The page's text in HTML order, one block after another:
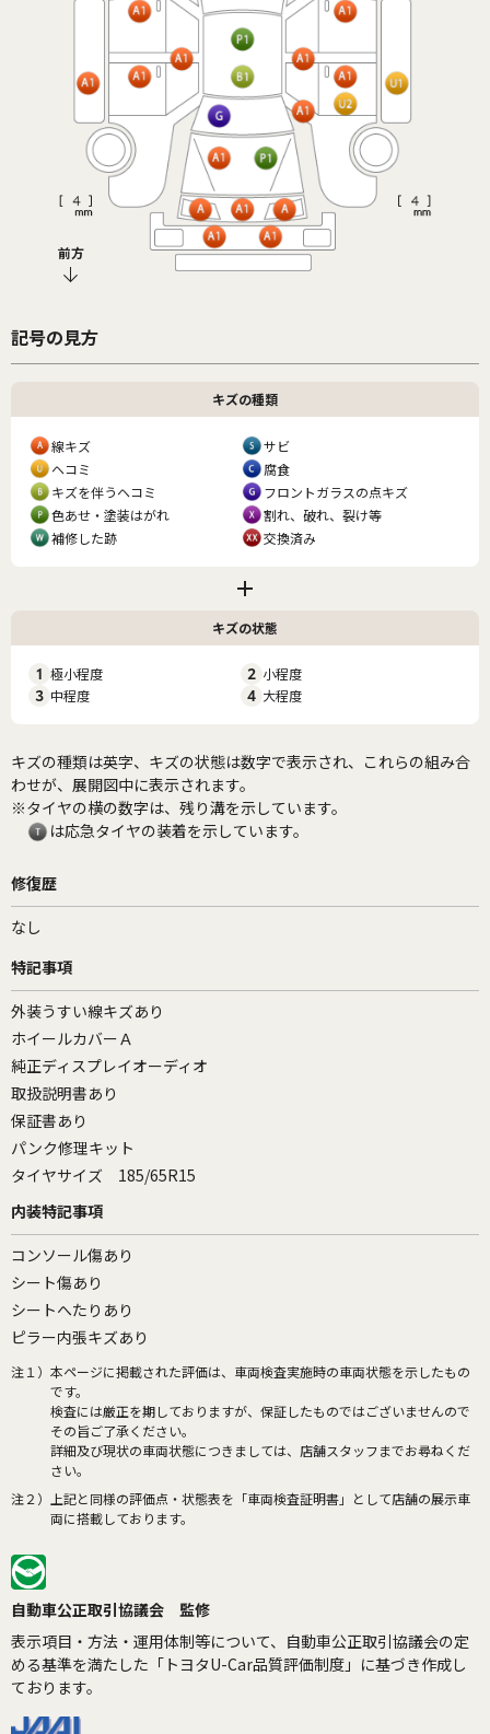
前方
記号の見方
キズの種類
線キズ
サビ
ヘコミ
腐食
キズを伴うヘコミ
フロントガラスの点キズ
色あせ・塗装はがれ
割れ、破れ、裂け等
補修した跡
交換済み
キズの状態
1 極小程度 2 小程度
3 中程度 4 大程度
キズの種類は英字、キズの状態は数字で表示され、これらの組み合
わせが、展開図中に表示されます。
※タイヤの横の数字は、残り溝を示しています。
は応急タイヤの装着を示しています。
修復歴
なし
特記事項
外装うすい線キズあり
ホイールカバーＡ
純正ディスプレイオーディオ
取扱説明書あり
保証書あり
パンク修理キット
タイヤサイズ 185/65R15
内装特記事項
コンソール傷あり
シート傷あり
シートへたりあり
ピラー内張キズあり
注１） 本ページに掲載された評価は、車両検査実施時の車両状態を示したもの
です。
検査には厳正を期しておりますが、保証したものではございませんので
その旨ご了承ください。
詳細及び現状の車両状態につきましては、店舗スタッフまでお尋ねくだ
さい。
注２）
上記と同様の評価点・状態表を「車両検査証明書」として店舗の展示車
両に搭載しております。
自動車公正取引協議会 監修
表示項目・方法・運用体制等について、自動車公正取引協議会の定
める基準を満たした「トヨタU-Car品質評価制度」に基づき作成し
ております。